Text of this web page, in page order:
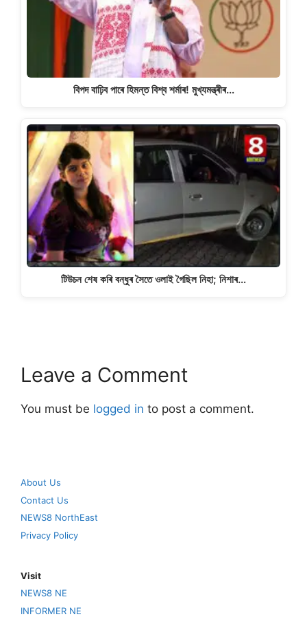
বিপদ বাঢ়িব পাৰে হিমন্ত বিশ্ব শৰ্মাৰ! মুখ্যমন্ত্ৰীৰ…
টিউচন শেষ কৰি বন্ধুৰ সৈতে ওলাই গৈছিল নিহা; নিশাৰ…
Leave a Comment
You must be logged in to post a comment.
About Us
Contact Us
NEWS8 NorthEast
Privacy Policy
Visit
NEWS8 NE
INFORMER NE